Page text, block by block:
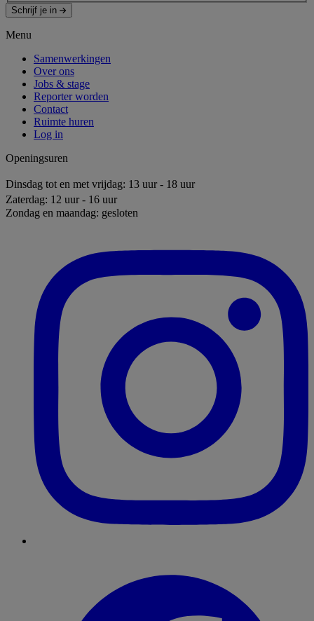
Schrijf je in
Menu
Samenwerkingen
Over ons
Jobs & stage
Reporter worden
Contact
Ruimte huren
Log in
Openingsuren
Dinsdag tot en met vrijdag: 13 uur - 18 uur
Zaterdag: 12 uur - 16 uur
Zondag en maandag: gesloten